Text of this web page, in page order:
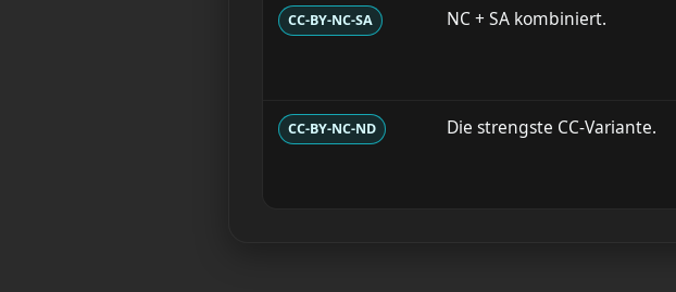
CC-BY-NC-SA NC + SA kombiniert.
CC-BY-NC-ND Die strengste CC-Variante.